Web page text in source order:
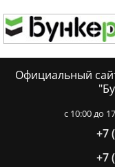
Официальный
c 10:00 до
+7
+7